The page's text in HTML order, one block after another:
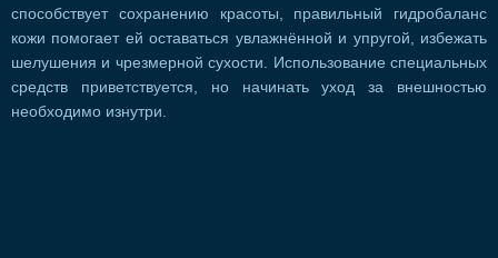
способствует сохранению красоты, правильный гидробаланс
кожи помогает ей оставаться увлажнённой и упругой, избежать
шелушения и чрезмерной сухости. Использование специальных
средств приветствуется, но начинать уход за внешностью
необходимо изнутри.